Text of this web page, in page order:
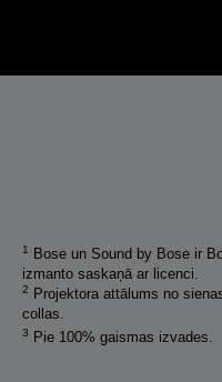
1
Bose un Sound by Bose ir
izmanto saskaņā ar licenci.
2 Projektora attālums no
collas.
3 Pie 100% gaismas izvades.